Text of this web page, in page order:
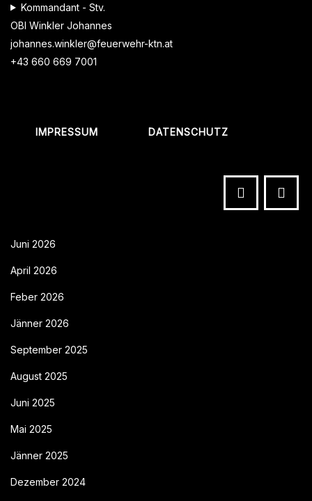
Kommandant - Stv.
OBI Winkler Johannes
johannes.winkler@feuerwehr-ktn.at
+43 660 669 7001
IMPRESSUM DATENSCHUTZ
Juni 2026
April 2026
Feber 2026
Jänner 2026
September 2025
August 2025
Juni 2025
Mai 2025
Jänner 2025
Dezember 2024